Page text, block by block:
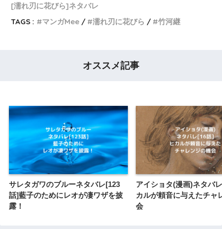
[濡れ刃に花びら]ネタバレ
TAGS :
マンガMee 濡れ刃に花びら 竹河継
オススメ記事
サレタガワのブルーネタバレ[123
話]藍子のためにレオが凄ワザを披
露！
アイショタ(漫画)ネタバ
カルが頼音に与えたチャ
会